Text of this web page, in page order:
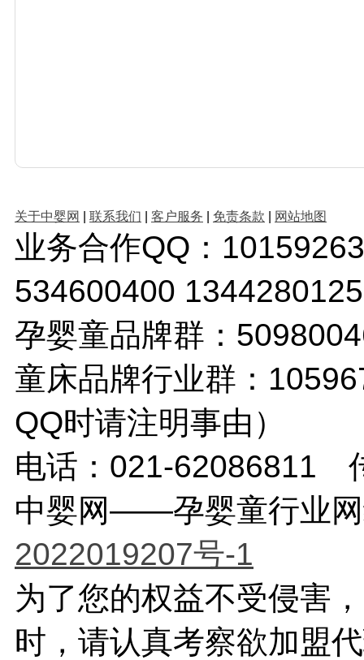
关于中婴网 联系我们 客户服务 免责条款 网站地图
业务合作QQ：
534600400
孕婴童品牌群：
童床品牌行业群：
QQ时请注明事由）
电话：021-62086811
中婴网——孕婴童行业
2022019207号-1
为了您的权益不受侵害
时，请认真考察欲加盟